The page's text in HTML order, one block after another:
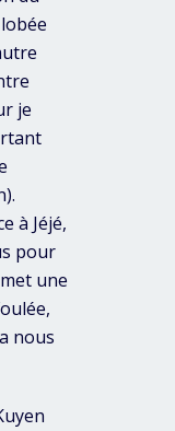
je
à Jéjé,
pour
une
nous